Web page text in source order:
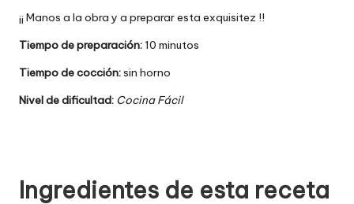
¡¡ Manos a la obra y a preparar esta exquisitez !!
Tiempo de preparación: 10 minutos
Tiempo de cocción:sin horno
Nivel de dificultad: Cocina Fácil
Ingredientes de esta receta